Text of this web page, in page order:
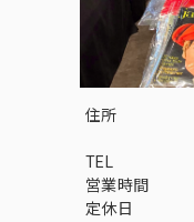
住所
TEL
営業時間
定休日